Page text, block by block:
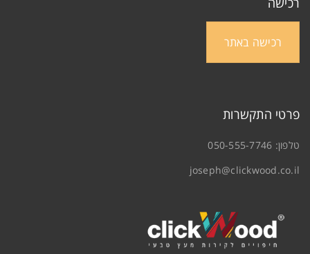
רכישה באתר
פרטי התקשרות
טלפון: 050-555-7746
joseph@clickwood.co.il